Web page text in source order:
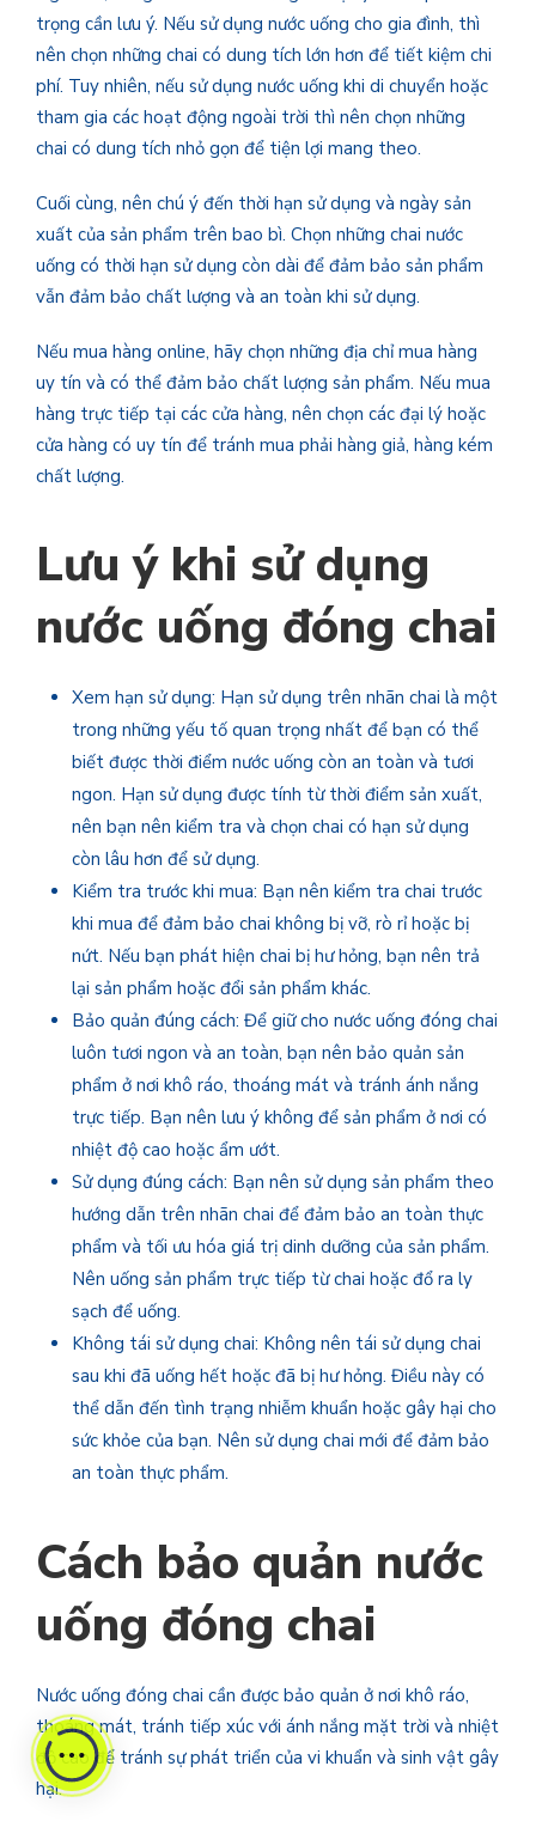
trọng cần lưu ý. Nếu sử dụng nước uống cho gia đình, thì
nên chọn những chai có dung tích lớn hơn để tiết kiệm chi
phí. Tuy nhiên, nếu sử dụng nước uống khi di chuyển hoặc
tham gia các hoạt động ngoài trời thì nên chọn những
chai có dung tích nhỏ gọn để tiện lợi mang theo.
Cuối cùng, nên chú ý đến thời hạn sử dụng và ngày sản
xuất của sản phẩm trên bao bì. Chọn những chai nước
uống có thời hạn sử dụng còn dài để đảm bảo sản phẩm
vẫn đảm bảo chất lượng và an toàn khi sử dụng.
Nếu mua hàng online, hãy chọn những địa chỉ mua hàng
uy tín và có thể đảm bảo chất lượng sản phẩm. Nếu mua
hàng trực tiếp tại các cửa hàng, nên chọn các đại lý hoặc
cửa hàng có uy tín để tránh mua phải hàng giả, hàng kém
chất lượng.
Lưu ý khi sử dụng
nước uống đóng chai
Xem hạn sử dụng: Hạn sử dụng trên nhãn chai là một
trong những yếu tố quan trọng nhất để bạn có thể
biết được thời điểm nước uống còn an toàn và tươi
ngon. Hạn sử dụng được tính từ thời điểm sản xuất,
nên bạn nên kiểm tra và chọn chai có hạn sử dụng
còn lâu hơn để sử dụng.
Kiểm tra trước khi mua: Bạn nên kiểm tra chai trước
khi mua để đảm bảo chai không bị vỡ, rò rỉ hoặc bị
nứt. Nếu bạn phát hiện chai bị hư hỏng, bạn nên trả
lại sản phẩm hoặc đổi sản phẩm khác.
Bảo quản đúng cách: Để giữ cho nước uống đóng chai
luôn tươi ngon và an toàn, bạn nên bảo quản sản
phẩm ở nơi khô ráo, thoáng mát và tránh ánh nắng
trực tiếp. Bạn nên lưu ý không để sản phẩm ở nơi có
nhiệt độ cao hoặc ẩm ướt.
Sử dụng đúng cách: Bạn nên sử dụng sản phẩm theo
hướng dẫn trên nhãn chai để đảm bảo an toàn thực
phẩm và tối ưu hóa giá trị dinh dưỡng của sản phẩm.
Nên uống sản phẩm trực tiếp từ chai hoặc đổ ra ly
sạch để uống.
Không tái sử dụng chai: Không nên tái sử dụng chai
sau khi đã uống hết hoặc đã bị hư hỏng. Điều này có
thể dẫn đến tình trạng nhiễm khuẩn hoặc gây hại cho
sức khỏe của bạn. Nên sử dụng chai mới để đảm bảo
an toàn thực phẩm.
Cách bảo quản nước
uống đóng chai
Nước uống đóng chai cần được bảo quản ở nơi khô ráo,
thoáng mát, tránh tiếp xúc với ánh nắng mặt trời và nhiệt
độ cao để tránh sự phát triển của vi khuẩn và sinh vật gây
hại.